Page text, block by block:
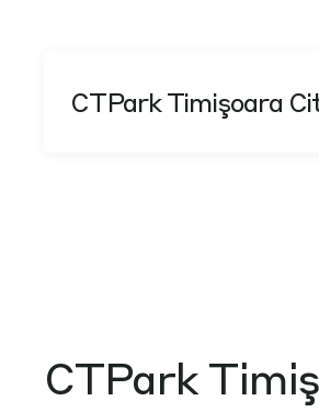
CTPark Timişoara
CTPark